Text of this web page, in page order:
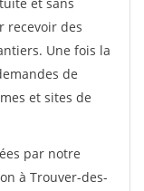
recevoir des
Une fois la
de
et sites de
par notre
à Trouver-des-